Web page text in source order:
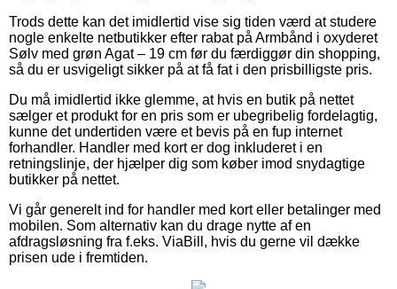
Trods dette kan det imidlertid vise sig tiden værd at studere
nogle enkelte netbutikker efter rabat på Armbånd i oxyderet
Sølv med grøn Agat – 19 cm før du færdiggør din shopping,
så du er usvigeligt sikker på at få fat i den prisbilligste pris.
Du må imidlertid ikke glemme, at hvis en butik på nettet
sælger et produkt for en pris som er ubegribelig fordelagtig,
kunne det undertiden være et bevis på en fup internet
forhandler. Handler med kort er dog inkluderet i en
retningslinje, der hjælper dig som køber imod snydagtige
butikker på nettet.
Vi går generelt ind for handler med kort eller betalinger med
mobilen. Som alternativ kan du drage nytte af en
afdragsløsning fra f.eks. ViaBill, hvis du gerne vil dække
prisen ude i fremtiden.